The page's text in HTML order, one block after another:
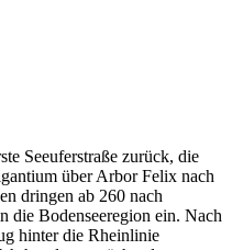
Seeuferstraße zurück, die
über Arbor Felix nach
dringen ab 260 nach
die Bodenseeregion ein. Nach
hinter die Rheinlinie